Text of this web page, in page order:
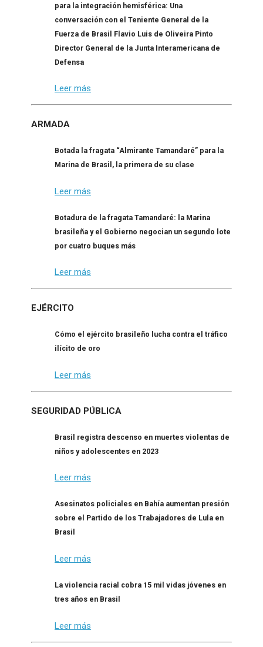
para la integración hemisférica: Una
conversación con el Teniente General de la
Fuerza de Brasil Flavio Luis de Oliveira Pinto
Director General de la Junta Interamericana de
Defensa
Leer más
ARMADA
Botada la fragata “Almirante Tamandaré” para la
Marina de Brasil, la primera de su clase
Leer más
Botadura de la fragata Tamandaré: la Marina
brasileña y el Gobierno negocian un segundo lote
por cuatro buques más
Leer más
EJÉRCITO
Cómo el ejército brasileño lucha contra el tráfico
ilícito de oro
Leer más
SEGURIDAD PÚBLICA
Brasil registra descenso en muertes violentas de
niños y adolescentes en 2023
Leer más
Asesinatos policiales en Bahía aumentan presión
sobre el Partido de los Trabajadores de Lula en
Brasil
Leer más
La violencia racial cobra 15 mil vidas jóvenes en
tres años en Brasil
Leer más